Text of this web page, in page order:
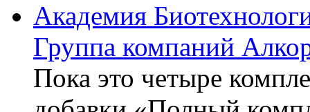
Академия
Группа компаний
Пока это четыре